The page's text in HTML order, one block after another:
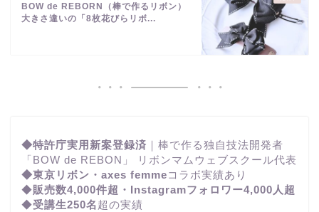
BOW de REBORN（棒で作るリボン）
大きさ違いの「8枚花びらリボ...
◆特許庁実用新案登録済 ｜棒で作る独自技法開発者
「BOW de REBON」 リボンマムウェブスクール代表
◆東京リボン・axes femmeコラボ実績あり
◆販売数4,000件超・Instagramフォロワー4,000人超
◆受講生250名 超の実績